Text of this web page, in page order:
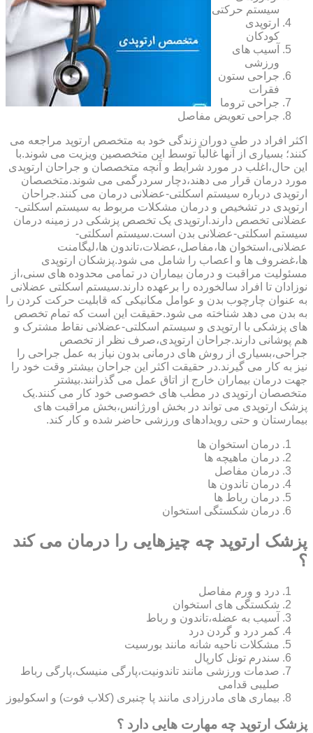
سیستم حرکتی
ارتوپدی
کودکان
آسیب های
ورزشی
جراحی ستون
فقرات
جراحی تروما
جراحی تعویض مفاصل
اکثر افراد در طی دوران زندگی خود به متخصص ارتوپد مراجعه می
کنند؛ بسیاری از آنها غالباً توسط این متخصصین ویزیت می شوند.با
این حال،اغلب در مورد شرایط و آنچه متخصصان و جراحان ارتوپدی
مورد درمان قرار می دهند،دچار سردرگمی می شوند.متخصصان
ارتوپدی درباره سیستم اسکلتی-عضلانی درمان می کنند.جراحان
ارتوپدی در تشخیص و درمان مشکلات مربوط به سیستم اسکلتی-
عضلانی تخصص دارند.ارتوپدی یک تخصص پزشکی در زمینه درمان
سیستم اسکلتی-عضلانی بدن است.سیستم اسکلتی-
عضلانی،استخوان ها،مفاصل،عضلات،تاندون ها،لیگامنت
ها،غضروف ها و اعصاب را شامل می شود.پزشکان ارتوپدی
مسئولیت مراقبت و درمان بیماران در تمامی محدوده های سنی،از
نوزادان تا افراد سالخورده را برعهده دارند.سیستم اسکلتی عضلانی
به عنوان چارچوب بدن و عوامل مکانیکی که قابلیت حرکت کردن را
به بدن می دهد شناخته می شود.حقیقت این است که تمام تخصص
های پزشکی با ارتوپدی و سیستم اسکلتی-عضلانی نقاط مشترک و
هم پوشانی دارند.جراحان ارتوپدی،صرف نظر از تخصص
جراحی،بسیاری از روش های درمانی بدون نیاز به عمل جراحی را
نیز به کار می گیرند.در حقیقت اکثر این جراحان بیشتر وقت خود را
جهت درمان بیماران خارج از اتاق عمل می گذرانند.بیشتر
متخصصان ارتوپدی در مطب های خصوصی خود کار می کنند.یک
پزشک ارتوپدی می تواند در بخش اورژانس،بخش مراقبت های
بیمارستان و حتی رویدادهای ورزشی حاضر شده و کار کند.
درمان استخوان ها
درمان ماهیچه ها
درمان مفاصل
درمان تاندون ها
درمان رباط ها
درمان شکستگی استخوان
پزشک ارتوپد چه چیزهایی را درمان می کند
؟
درد و ورم مفاصل
شکستگی های استخوان
آسیب به عضله،تاندون و رباط
کمر درد و گردن درد
مشکلات ناحیه شانه مانند بورسیت
سندرم تونل کارپال
صدمات ورزشی مانند تاندونیت،پارگی منیسک،پارگی رباط
صلیبی قدامی
بیماری های مادرزادی مانند پا چنبری (کلاب فوت) و اسکولیوز
پزشک ارتوپد چه مهارت هایی دارد ؟